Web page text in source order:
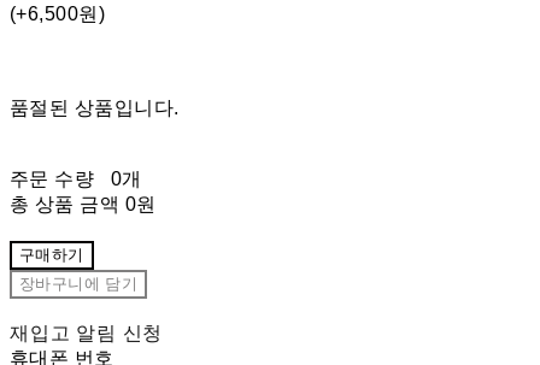
(+6,500원)
품절된 상품입니다.
주문 수량
0개
총 상품 금액 0원
구매하기
장바구니에 담기
재입고 알림 신청
휴대폰 번호